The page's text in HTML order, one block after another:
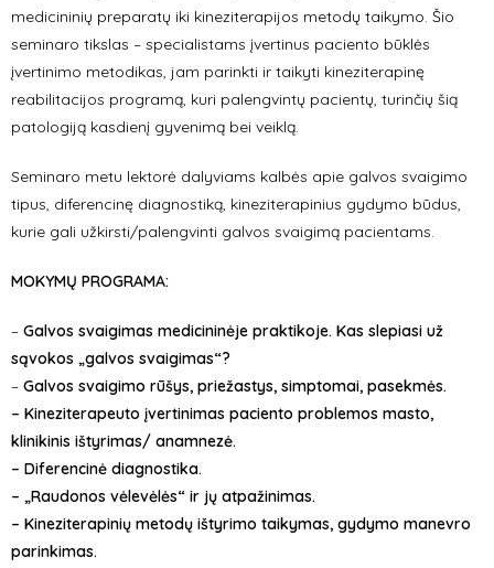
medicininių preparatų iki kineziterapijos metodų taikymo. Šio
seminaro tikslas – specialistams įvertinus paciento būklės
įvertinimo metodikas, jam parinkti ir taikyti kineziterapinę
reabilitacijos programą, kuri palengvintų pacientų, turinčių šią
patologiją kasdienį gyvenimą bei veiklą.
Seminaro metu lektorė dalyviams kalbės apie galvos svaigimo
tipus, diferencinę diagnostiką, kineziterapinius gydymo būdus,
kurie gali užkirsti/palengvinti galvos svaigimą pacientams.
MOKYMŲ PROGRAMA:
– Galvos svaigimas medicininėje praktikoje. Kas slepiasi už
sąvokos „galvos svaigimas“?
– Galvos svaigimo rūšys, priežastys, simptomai, pasekmės.
– Kineziterapeuto įvertinimas paciento problemos masto,
klinikinis ištyrimas/ anamnezė.
– Diferencinė diagnostika.
– „Raudonos vėlevėlės“ ir jų atpažinimas.
– Kineziterapinių metodų ištyrimo taikymas, gydymo manevro
parinkimas.